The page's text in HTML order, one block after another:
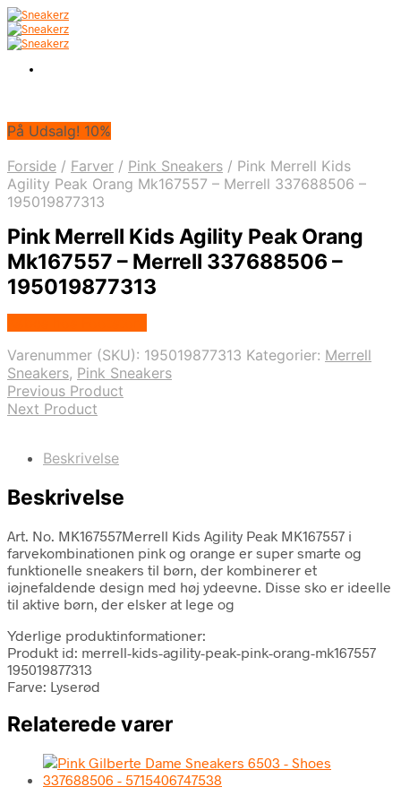
På Udsalg! 10%
Forside / Farver / Pink Sneakers / Pink Merrell Kids
Agility Peak Orang Mk167557 – Merrell 337688506 –
195019877313
Pink Merrell Kids Agility Peak Orang
Mk167557 – Merrell 337688506 –
195019877313
Varenummer (SKU): 195019877313 Kategorier: Merrell
Sneakers, Pink Sneakers
Previous Product
Next Product
Beskrivelse
Beskrivelse
Art. No. MK167557Merrell Kids Agility Peak MK167557 i
farvekombinationen pink og orange er super smarte og
funktionelle sneakers til børn, der kombinerer et
iøjnefaldende design med høj ydeevne. Disse sko er ideelle
til aktive børn, der elsker at lege og
Yderlige produktinformationer:
Produkt id: merrell-kids-agility-peak-pink-orang-mk167557
195019877313
Farve: Lyserød
Relaterede varer